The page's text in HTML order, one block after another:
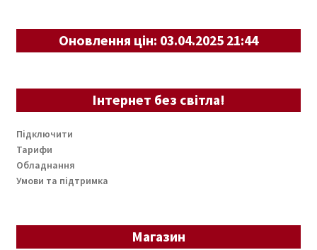
Оновлення цін: 03.04.2025 21:44
Інтернет без світла!
Підключити
Тарифи
Обладнання
Умови та підтримка
Магазин